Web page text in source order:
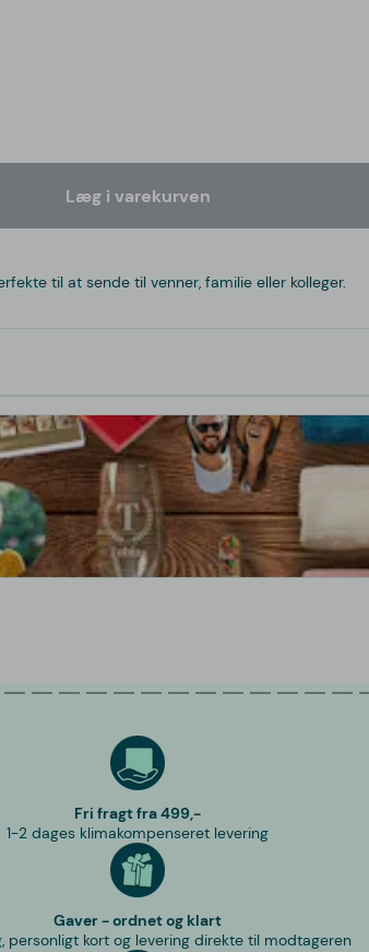
Læg i varekurven
til at sende til venner, familie eller kolleger.
Fri fragt fra 499,-
1-2 dages klimakompenseret levering
Gaver - ordnet og klart
personligt kort og levering direkte til modtageren